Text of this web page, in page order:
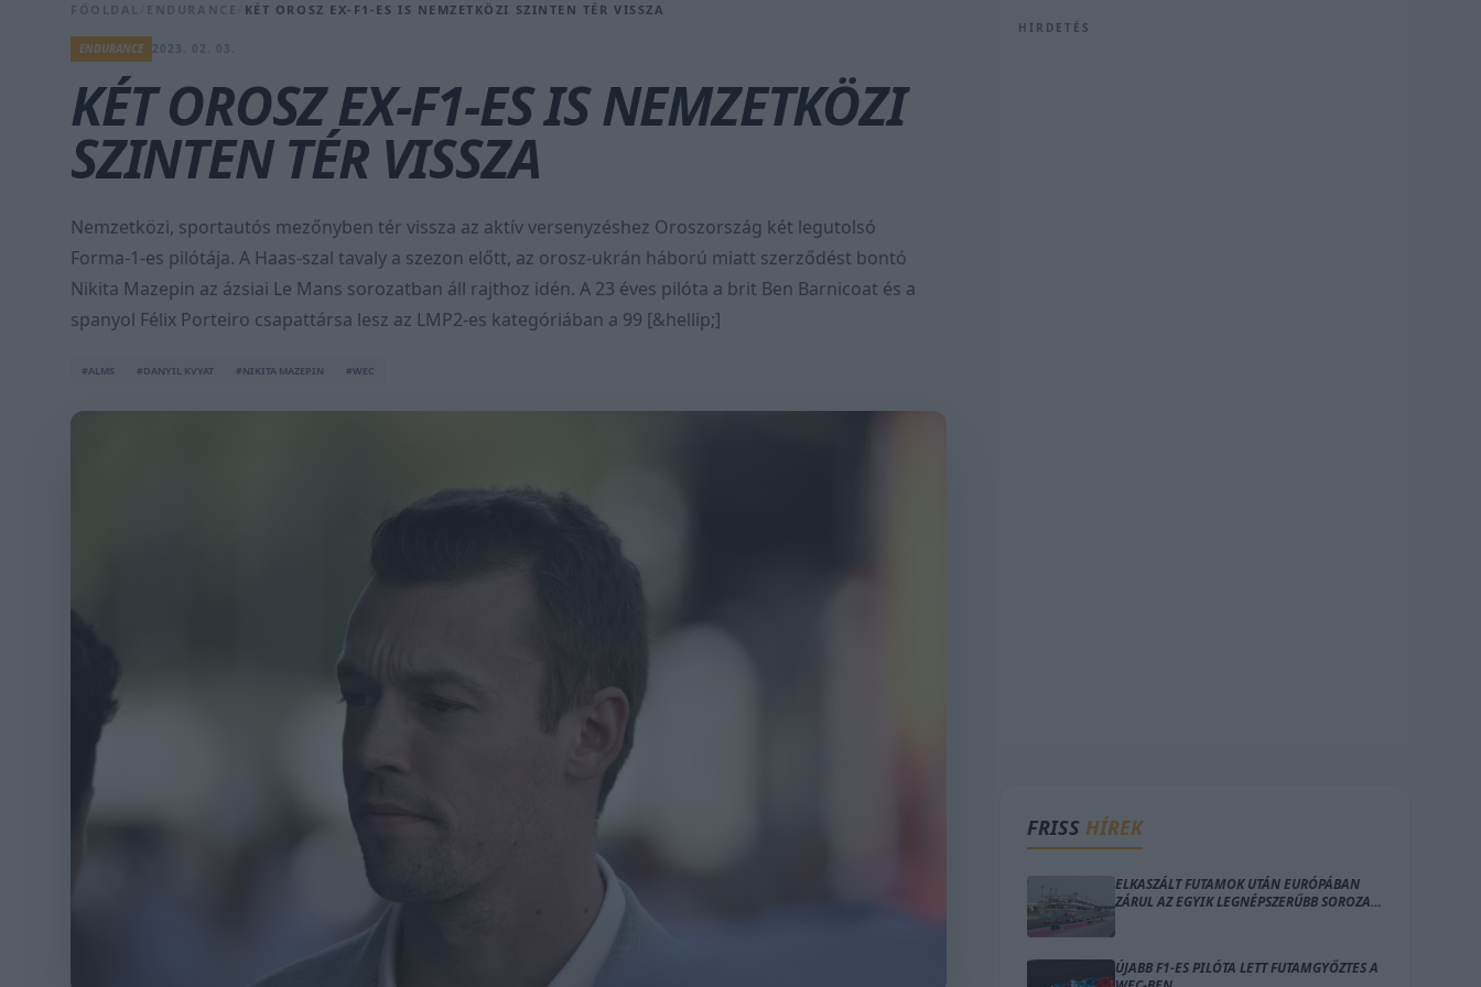
FŐOLDAL ENDURANCE KÉT OROSZ EX-F1-ES IS NEMZETKÖZI SZINTEN TÉR VISSZA
ENDURANCE
KÉT OROSZ EX-F1-ES IS NEMZETKÖZI
SZINTEN TÉR VISSZA
Nemzetközi, sportautós mezőnyben tér vissza az aktív versenyzéshez Oroszország két legutolsó
Forma-1-es pilótája. A Haas-szal tavaly a szezon előtt, az orosz-ukrán háború miatt szerződést bontó
Nikita Mazepin az ázsiai Le Mans sorozatban áll rajthoz idén. A 23 éves pilóta a brit Ben Barnicoat és a
spanyol Félix Porteiro csapattársa lesz az LMP2-es kategóriában a 99 [&hellip;]
#ALMS #DANYIL KVYAT #NIKITA MAZEPIN #WEC
HIRDETÉS
FRISS HÍREK
ELKASZÁLT FUTAMOK UTÁN EURÓPÁBAN
ZÁRUL AZ EGYIK LEGNÉPSZERŰBB SOROZAT
ÚJABB F1-ES PILÓTA LETT FUTAMGYŐZTES A